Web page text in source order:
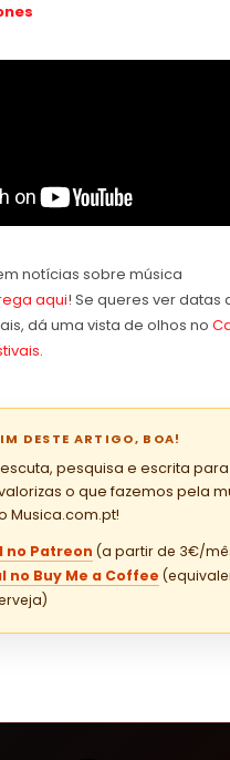
notícias sobre música
aqui! Se queres ver datas
dá uma vista de olhos no
.
DESTE ARTIGO, BOA!
pesquisa e escrita
o que fazemos pela
Musica.com.pt!
no Patreon (a partir de 3€/
no Buy Me a Coffee